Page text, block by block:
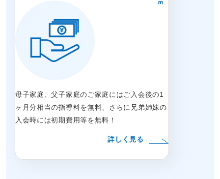
母子家庭、父子家庭のご家庭にはご入会後の1
ヶ月分相当の指導料を無料、さらに兄弟姉妹の
入会時には初期費用等を無料！
詳しく見る